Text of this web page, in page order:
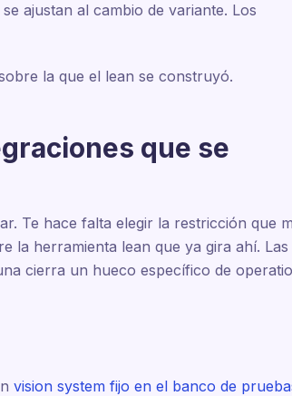
ajustan al cambio de variante. Los
la que el lean se construyó.
que se
Te hace falta elegir la restricción que
la herramienta lean que ya gira ahí. Las
cierra un hueco específico de
vision system fijo en el banco de